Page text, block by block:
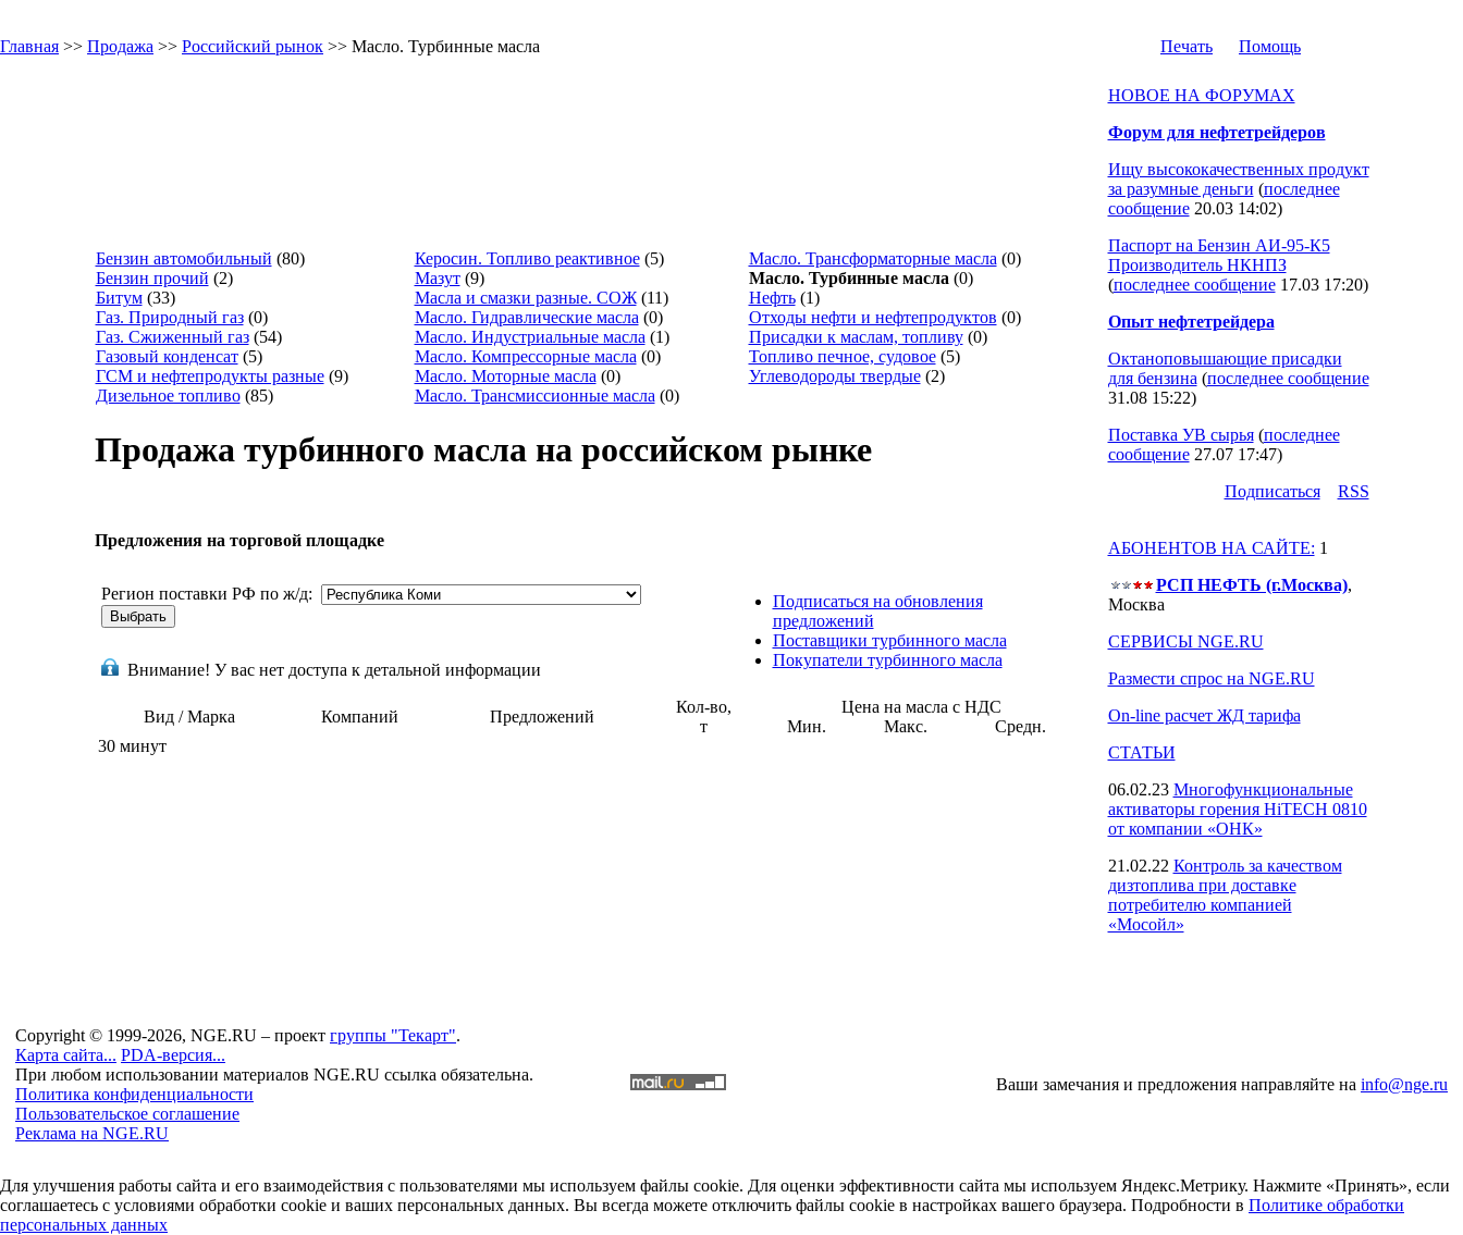
Главная >> Продажа >> Российский рынок >> Масло. Турбинные масла Печать Помощь
Бензин автомобильный (80)
Бензин прочий (2)
Битум(33)
Газ. Природный газ(0)
Газ. Сжиженный газ(54)
Газовый конденсат(5)
ГСМ и нефтепродукты разные(9)
Дизельное топливо(85)
Керосин. Топливо реактивное(5)
Мазут(9)
Масла и смазки разные. СОЖ(11)
Масло. Гидравлические масла (0)
Масло. Индустриальные масла (1)
Масло. Компрессорные масла (0)
Масло. Моторные масла (0)
Масло. Трансмиссионные масла (0)
Масло. Трансформаторные масла (0)
Масло. Турбинные масла (0)
Нефть(1)
Отходы нефти и нефтепродуктов (0)
Присадки к маслам, топливу(0)
Топливо печное, судовое(5)
Углеводороды твердые(2)
Продажа турбинного масла на российском рынке
Предложения на торговой площадке
Регион поставки РФ по ж/д:
Подписаться на обновления
предложений
Поставщики турбинного масла
Покупатели турбинного масла
Внимание! У вас нет доступа к детальной информации
Вид / Марка Компаний Предложений
Кол-во,
т
Цена на масла с НДС
Мин.
Макс.
Средн.
30 минут
НОВОЕ НА ФОРУМАХ
Форум для нефтетрейдеров
Ищу высококачественных продукт
за разумные деньги (последнее
сообщение 20.03 14:02)
Паспорт на Бензин АИ-95-К5
Производитель НКНПЗ
(последнее сообщение 17.03 17:20)
Опыт нефтетрейдера
Октаноповышающие присадки
для бензина (последнее сообщение
31.08 15:22)
Поставка УВ сырья(последнее
сообщение 27.07 17:47)
Подпиcаться
RSS
АБОНЕНТОВ НА САЙТЕ: 1
РСП НЕФТЬ (г.Москва),
Москва
СЕРВИСЫ NGE.RU
Размести спрос на NGE.RU
On-line расчет ЖД тарифа
СТАТЬИ
06.02.23 Многофункциональные
активаторы горения HiTECH 0810
от компании «ОНК»
21.02.22 Контроль за качеством
дизтоплива при доставке
потребителю компанией
«Мосойл»
Copyright © 1999-2026, NGE.RU – проект группы "Текарт".
Карта сайта... PDA-версия...
При любом использовании материалов NGE.RU ссылка обязательна.
Политика конфиденциальности
Пользовательское соглашение
Реклама на NGE.RU
Ваши замечания и предложения направляйте на info@nge.ru
Для улучшения работы сайта и его взаимодействия с пользователями мы используем файлы cookie. Для оценки эффективности сайта мы используем Яндекс.Метрику. Нажмите «Принять», если
соглашаетесь с условиями обработки cookie и ваших персональных данных. Вы всегда можете отключить файлы cookie в настройках вашего браузера. Подробности в Политике обработки
персональных данных